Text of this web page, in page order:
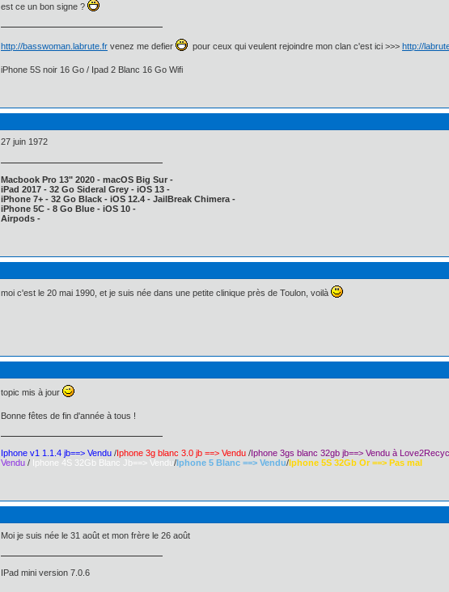
est ce un bon signe ?
http://basswoman.labrute.fr venez me defier pour ceux qui veulent rejoindre mon clan c'est ici >>> http://
iPhone 5S noir 16 Go / Ipad 2 Blanc 16 Go Wifi
27 juin 1972
Macbook Pro 13" 2020 - macOS Big Sur -
iPad 2017 - 32 Go Sideral Grey - iOS 13 -
iPhone 7+ - 32 Go Black - iOS 12.4 - JailBreak Chimera -
iPhone 5C - 8 Go Blue - iOS 10 -
Airpods -
moi c'est le 20 mai 1990, et je suis née dans une petite clinique près de Toulon, voilà
topic mis à jour
Bonne fêtes de fin d'année à tous !
Iphone v1 1.1.4 jb==> Vendu /Iphone 3g blanc 3.0 jb ==> Vendu /Iphone 3gs blanc 32gb jb==> Vendu à
Vendu / Iphone 4S 32Gb Blanc Jb==> Vendu/Iphone 5 Blanc ==> Vendu/Iphone 5S 32Gb Or ==> Pas mal
Moi je suis née le 31 août et mon frère le 26 août
IPad mini version 7.0.6